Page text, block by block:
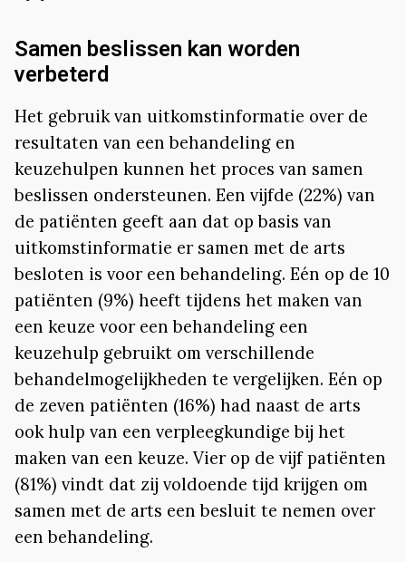
Samen beslissen kan worden
verbeterd
Het gebruik van uitkomstinformatie over de
resultaten van een behandeling en
keuzehulpen kunnen het proces van samen
beslissen ondersteunen. Een vijfde (22%) van
de patiënten geeft aan dat op basis van
uitkomstinformatie er samen met de arts
besloten is voor een behandeling. Eén op de 10
patiënten (9%) heeft tijdens het maken van
een keuze voor een behandeling een
keuzehulp gebruikt om verschillende
behandelmogelijkheden te vergelijken. Eén op
de zeven patiënten (16%) had naast de arts
ook hulp van een verpleegkundige bij het
maken van een keuze. Vier op de vijf patiënten
(81%) vindt dat zij voldoende tijd krijgen om
samen met de arts een besluit te nemen over
een behandeling.